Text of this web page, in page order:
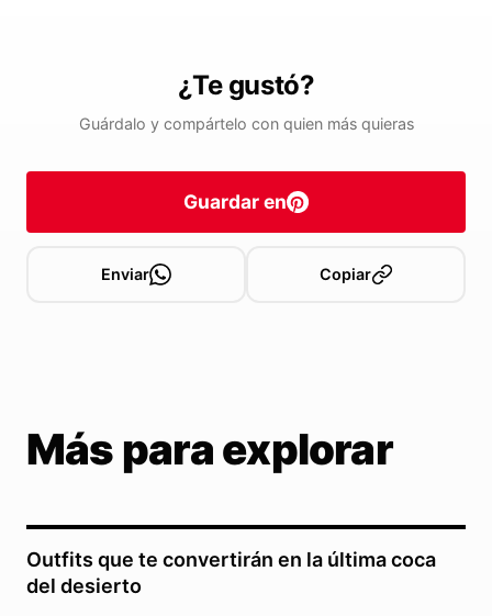
¿Te gustó?
Guárdalo y compártelo con quien más quieras
Guardar en
Enviar Copiar
Más para explorar
Outfits que te convertirán en la última coca
del desierto